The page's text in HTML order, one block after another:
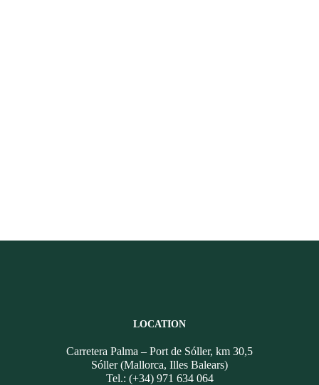
LOCATION
Carretera Palma – Port de Sóller, km 30,5
Sóller (Mallorca, Illes Balears)
Tel.: (+34) 971 634 064